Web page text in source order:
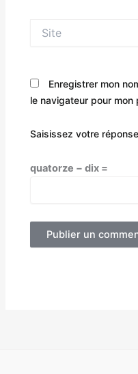
Enregistrer mon
le navigateur pour mon
Saisissez votre
quatorze − dix =